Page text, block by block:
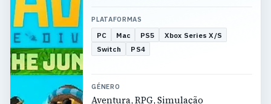
PLATAFORMAS
PC Mac PS5
Xbox Series X/S
Switch
PS4
GÉNERO
Aventura, RPG, Simulação